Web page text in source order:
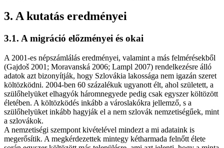
3. A kutatás eredményei
3.1. A migráció előzményei és okai
A 2001-es népszámlálás eredményei, valamint a más felmérésekből
(Gajdoš 2001; Moravanská 2006; Lampl 2007) rendelkezésre álló
adatok azt bizonyítják, hogy Szlovákia lakossága nem igazán szeret
költözködni. 2004-ben 60 százalékuk ugyanott élt, ahol született, a
szülőhelyüket elhagyók háromnegyede pedig csak egyszer költözött
életében. A költözködés inkább a városlakókra jellemző, s a
szülőhelyüket inkább hagyják el a nem szlovák nemzetiségűek, mint
a szlovákok.
A nemzetiségi szempont kivételével mindezt a mi adataink is
megerősítik. A megkérdezettek mintegy kétharmada felnőtt élete